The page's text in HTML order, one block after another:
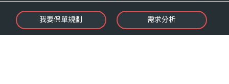
最新消息
錠嵂焦點
我要保單規劃 需求分析